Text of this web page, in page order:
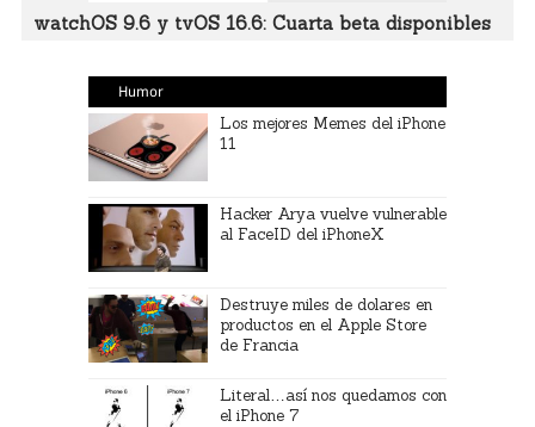
watchOS 9.6 y tvOS 16.6: Cuarta beta disponibles
Humor
Los mejores Memes del iPhone
11
Hacker Arya vuelve vulnerable
al FaceID del iPhoneX
Destruye miles de dolares en
productos en el Apple Store
de Francia
Literal…así nos quedamos con
el iPhone 7